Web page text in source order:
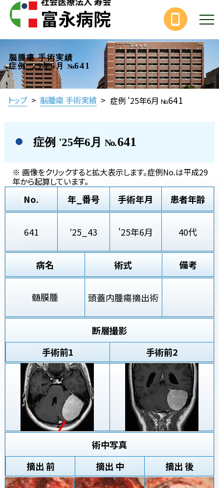
脳腫瘍 手術実績
症例 '25年6月
No.641
トップ > 脳腫瘍 手術実績 > 症例 '25年6月 No.641
症例 '25年6月 No.641
※ 画像をクリックすると拡大表示します。症例No.は平成29
年から起算しています。
No. 年_番号 手術年月 患者年齢
641 ’25_43 '25年6月 40代
病名 術式 備考
髄膜腫 頭蓋内腫瘍摘出術
断層撮影
手術前1 手術前2
術中写真
摘出 前
摘出 中 摘出 後